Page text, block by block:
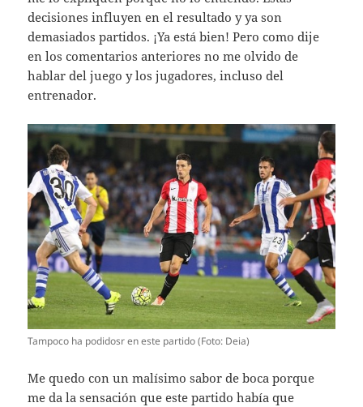
decisiones influyen en el resultado y ya son
demasiados partidos. ¡Ya está bien! Pero como dije
en los comentarios anteriores no me olvido de
hablar del juego y los jugadores, incluso del
entrenador.
Tampoco ha podidosr en este partido (Foto: Deia)
Me quedo con un malísimo sabor de boca porque
me da la sensación que este partido había que